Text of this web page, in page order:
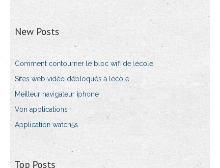
New Posts
Comment contourner le bloc wifi de lécole
Sites web vidéo débloqués à lécole
Meilleur navigateur iphone
Von applications
Application watch5s
Top Posts